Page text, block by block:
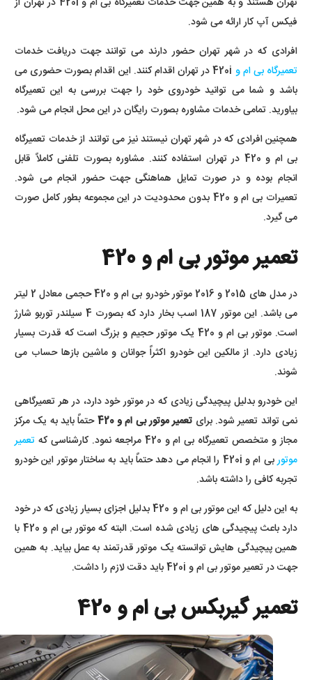
فیکس آپ کار ارائه می شود.
افرادی که در شهر تهران حضور دارند می توانند جهت دریافت خدمات
تعمیرگاه بی ام و
420i در تهران اقدام کنند. این اقدام بصورت حضوری می
باشد و شما می توانید خودروی خود را جهت بررسی به این تعمیرگاه
بیاورید. تمامی خدمات مشاوره بصورت رایگان در این محل انجام می شود.
همچنین افرادی که در شهر تهران نیستند نیز می توانند از خدمات تعمیرگاه
بی ام و 420 در تهران استفاده کنند. مشاوره بصورت تلفنی کاملاً قابل
انجام بوده و در صورت تمایل هماهنگی جهت حضور انجام می شود.
تعمیرات بی ام و 420 بدون محدودیت در این مجموعه بطور کامل صورت
می گیرد.
تعمیر موتور بی ام و 420
در مدل های 2015 و 2016 موتور خودرو بی ام و 420 حجمی معادل 2 لیتر
می باشد. این موتور 187 اسب بخار دارد که بصورت 4 سیلندر توربو شارژ
است. موتور بی ام و 420 یک موتور حجیم و بزرگ است که قدرت بسیار
زیادی دارد. از مالکین این خودرو اکثراً جوانان و ماشین بازها حساب می
شوند.
این خودرو بدلیل پیچیدگی زیادی که در موتور خود دارد، در هر تعمیرگاهی
نمی تواند تعمیر شود. برای تعمیر موتور بی ام و 420
حتماً باید به یک مرکز
مجاز و متخصص تعمیرگاه بی ام و 420 مراجعه نمود. کارشناسی که
تعمیر
موتور
بی ام و 420i را انجام می دهد حتماً باید به ساختار موتور این خودرو
تجربه کافی را داشته باشد.
به این دلیل که این موتور بی ام و 420 بدلیل اجزای بسیار زیادی که در خود
دارد باعث پیچیدگی های زیادی شده است. البته که موتور بی ام و 420 با
همین پیچیدگی هایش توانسته یک موتور قدرتمند به عمل بیاید. به همین
جهت در تعمیر موتور بی ام و 420i باید دقت لازم را داشت.
تعمیر گیربکس بی ام و 420